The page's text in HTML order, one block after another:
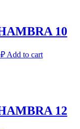
10
₽ Add to cart
12